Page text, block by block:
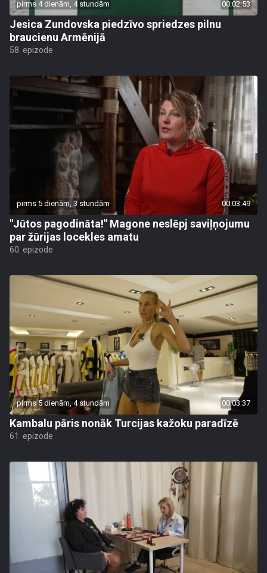
pirms 4 dienām, 4 stundām 00:02:53
Jesica Zundovska piedzīvo spriedzes pilnu
braucienu Armēnijā
58. epizode
pirms 5 dienām, 3 stundām 00:03:49
"Jūtos pagodināta!" Magone neslēpj saviļņojumu
par žūrijas locekles amatu
60. epizode
pirms 5 dienām, 4 stundām 00:03:37
Kambalu pāris nonāk Turcijas kažoku paradīzē
61. epizode